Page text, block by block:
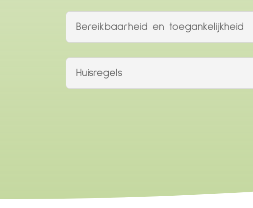
Bereikbaarheid en toegankelijkheid
Huisregels